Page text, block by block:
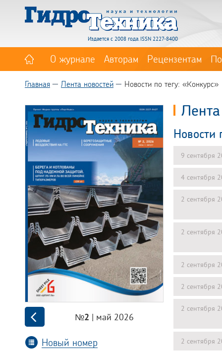
Издается с 2008 года. ISSN 2227-8400
О журнале Авторам Рецензентам
Главная Лента новостей Новости по тегу: «Конкурс»
№2 | май 2026
Новый номер
Новости
9 сентября
4 сентября
2 сентября
2 сентября
2 сентября
2 сентября
2 сентября
2 сентября